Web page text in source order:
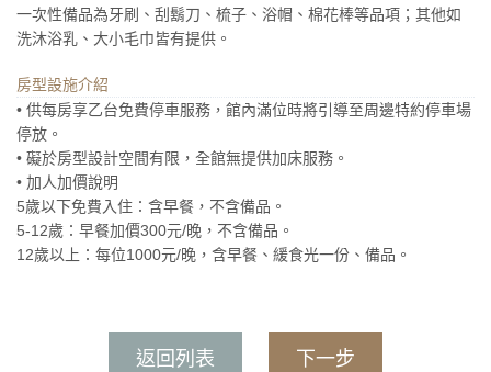
一次性備品為牙刷、刮鬍刀、梳子、浴帽、棉花棒等品項；其他如
洗沐浴乳、大小毛巾皆有提供。
房型設施介紹
• 供每房享乙台免費停車服務，館內滿位時將引導至周邊特約停車場
停放。
• 礙於房型設計空間有限，全館無提供加床服務。
• 加人加價說明
5歲以下免費入住：含早餐，不含備品。
5-12歲：早餐加價300元/晚，不含備品。
12歲以上：每位1000元/晚，含早餐、緩食光一份、備品。
返回列表 下一步